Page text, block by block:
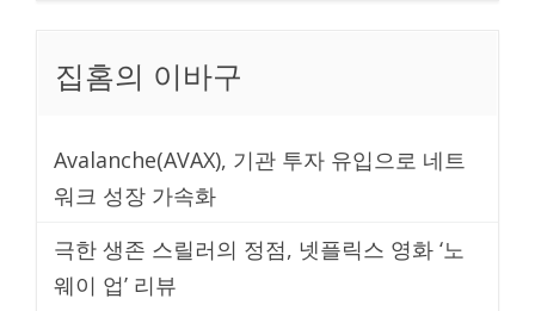
션
집홈의 이바구
Avalanche(AVAX), 기관 투자 유입으로 네트
워크 성장 가속화
극한 생존 스릴러의 정점, 넷플릭스 영화 ‘노
웨이 업’ 리뷰